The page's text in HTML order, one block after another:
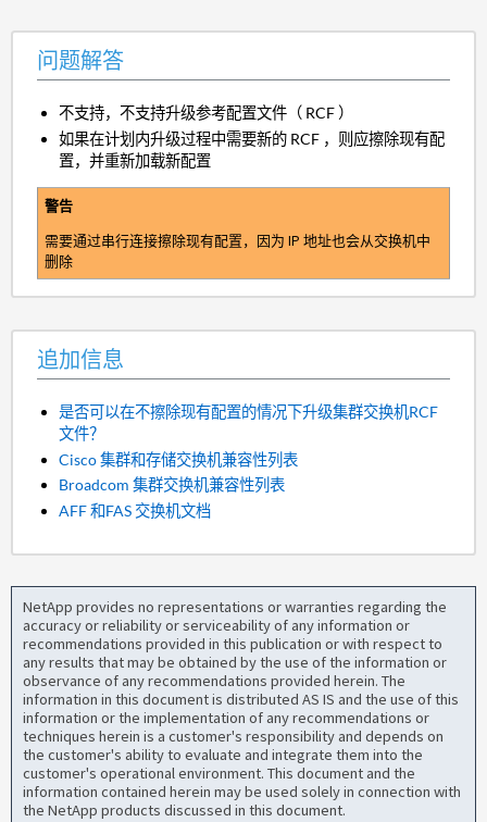
问题解答
不支持，不支持升级参考配置文件（ RCF ）
如果在计划内升级过程中需要新的 RCF ，则应擦除现有配
置，并重新加载新配置
警告
需要通过串行连接擦除现有配置，因为 IP 地址也会从交换机中
删除
追加信息
是否可以在不擦除现有配置的情况下升级集群交换机RCF
文件？
Cisco 集群和存储交换机兼容性列表
Broadcom 集群交换机兼容性列表
AFF 和FAS 交换机文档
NetApp provides no representations or warranties regarding the
accuracy or reliability or serviceability of any information or
recommendations provided in this publication or with respect to
any results that may be obtained by the use of the information or
observance of any recommendations provided herein. The
information in this document is distributed AS IS and the use of this
information or the implementation of any recommendations or
techniques herein is a customer's responsibility and depends on
the customer's ability to evaluate and integrate them into the
customer's operational environment. This document and the
information contained herein may be used solely in connection with
the NetApp products discussed in this document.